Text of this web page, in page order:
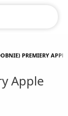
PREMIERY
Apple